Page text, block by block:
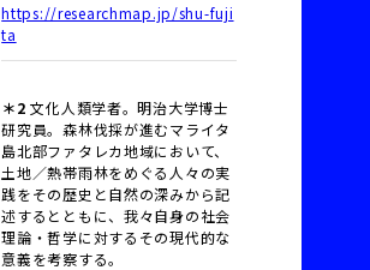
https://researchmap.jp/shu-fuji
ta
＊2 文化人類学者。明治大学博士
研究員。森林伐採が進むマライタ
島北部ファタレカ地域において、
土地／熱帯雨林をめぐる人々の実
践をその歴史と自然の深みから記
述するとともに、我々自身の社会
理論・哲学に対するその現代的な
意義を考察する。